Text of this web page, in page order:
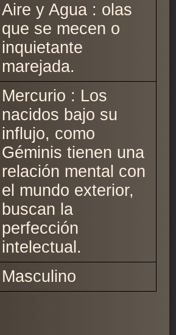
Aire y Agua : olas
que se mecen o
inquietante
marejada.
Mercurio : Los
nacidos bajo su
influjo, como
Géminis tienen una
relación mental con
el mundo exterior,
buscan la
perfección
intelectual.
Masculino